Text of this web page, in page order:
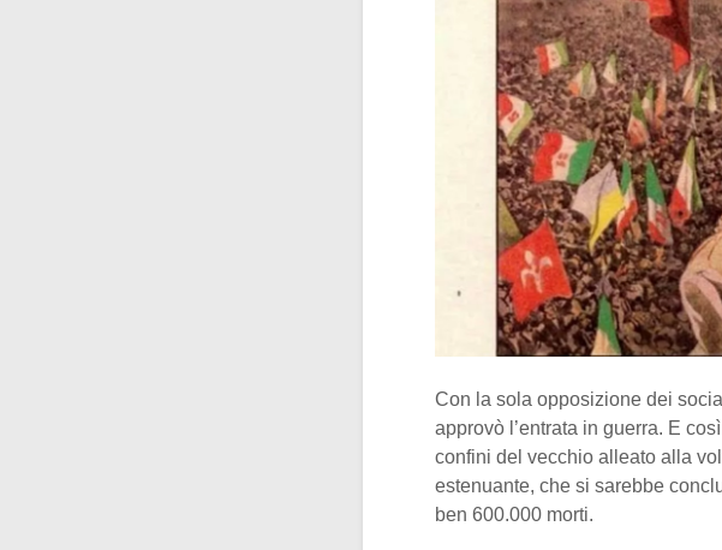
Con la sola opposizione dei
approvò l’entrata in guerra. E così
confini del vecchio alleato alla
estenuante, che si sarebbe
ben 600.000 morti.